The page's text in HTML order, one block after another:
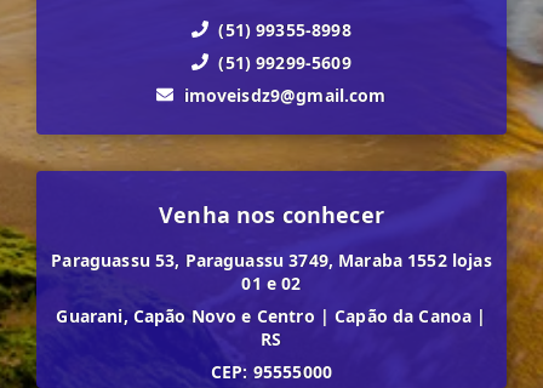
(51) 99355-8998
(51) 99299-5609
imoveisdz9@gmail.com
Venha nos conhecer
Paraguassu 53, Paraguassu 3749, Maraba 1552 lojas
01 e 02
Guarani, Capão Novo e Centro | Capão da Canoa |
RS
CEP: 95555000